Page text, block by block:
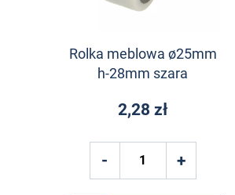
Rolka meblowa ø25mm
h-28mm szara
2,28 zł